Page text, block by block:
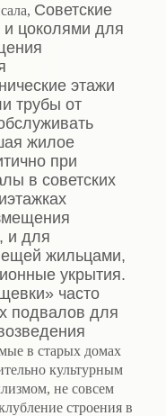
Советские
цоколями для
этажи
трубы от
жилое
при
в советских
и для
жильцами,
укрытия.
часто
подвалов для
в старых домах
культурным
не совсем
строения в